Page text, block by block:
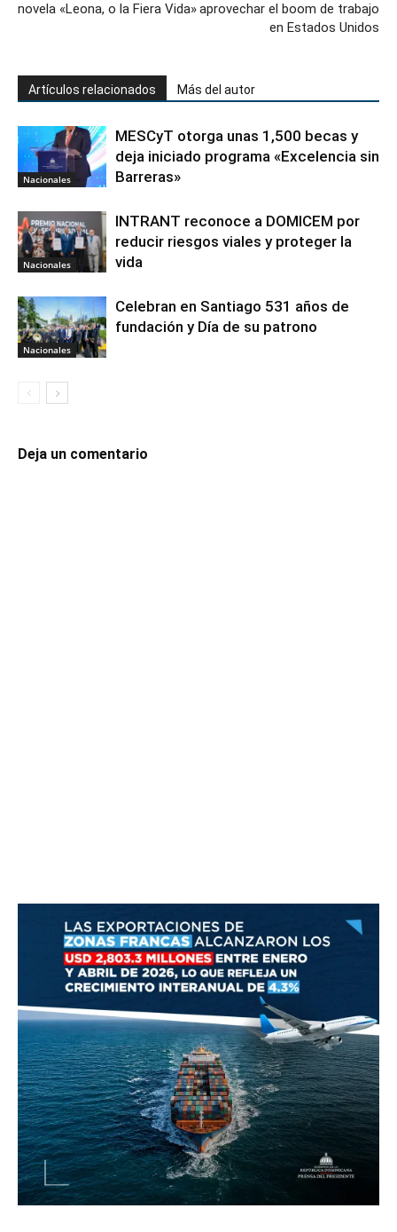
novela «Leona, o la Fiera Vida»aprovechar el boom de trabajo
en Estados Unidos
Artículos relacionados Más del autor
Nacionales
MESCyT otorga unas 1,500 becas y
deja iniciado programa «Excelencia sin
Barreras»
Nacionales
INTRANT reconoce a DOMICEM por
reducir riesgos viales y proteger la
vida
Nacionales
Celebran en Santiago 531 años de
fundación y Día de su patrono
Deja un comentario